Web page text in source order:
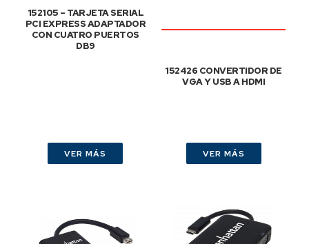
152105 – TARJETA SERIAL
PCI EXPRESS ADAPTADOR
CON CUATRO PUERTOS
DB9
VER MÁS
152426 CONVERTIDOR DE
VGA Y USB A HDMI
VER MÁS